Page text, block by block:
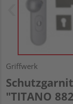
Griffwerk
"TITANO